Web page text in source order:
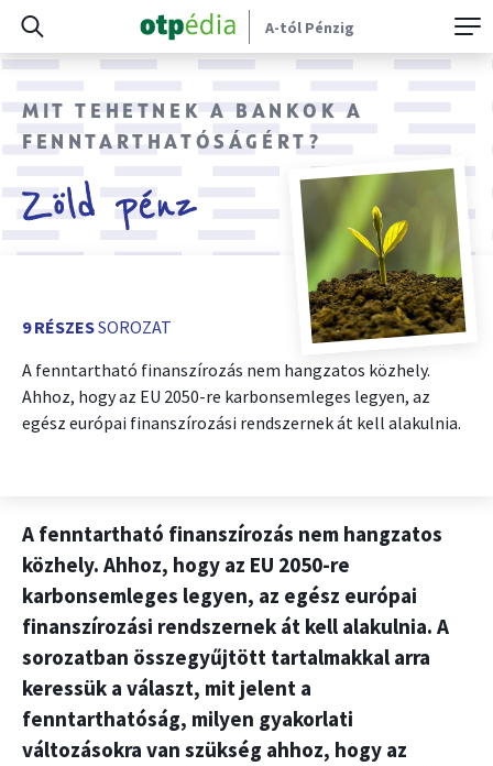
A-tól Pénzig
MIT TEHETNEK A BANKOK A
FENNTARTHATÓSÁGÉRT?
Zöld pénz
9 RÉSZESSOROZAT
A fenntartható finanszírozás nem hangzatos közhely.
Ahhoz, hogy az EU 2050-re karbonsemleges legyen, az
egész európai finanszírozási rendszernek át kell alakulnia.
A fenntartható finanszírozás nem hangzatos
közhely. Ahhoz, hogy az EU 2050-re
karbonsemleges legyen, az egész európai
finanszírozási rendszernek át kell alakulnia. A
sorozatban összegyűjtött tartalmakkal arra
keressük a választ, mit jelent a
fenntarthatóság, milyen gyakorlati
változásokra van szükség ahhoz, hogy az